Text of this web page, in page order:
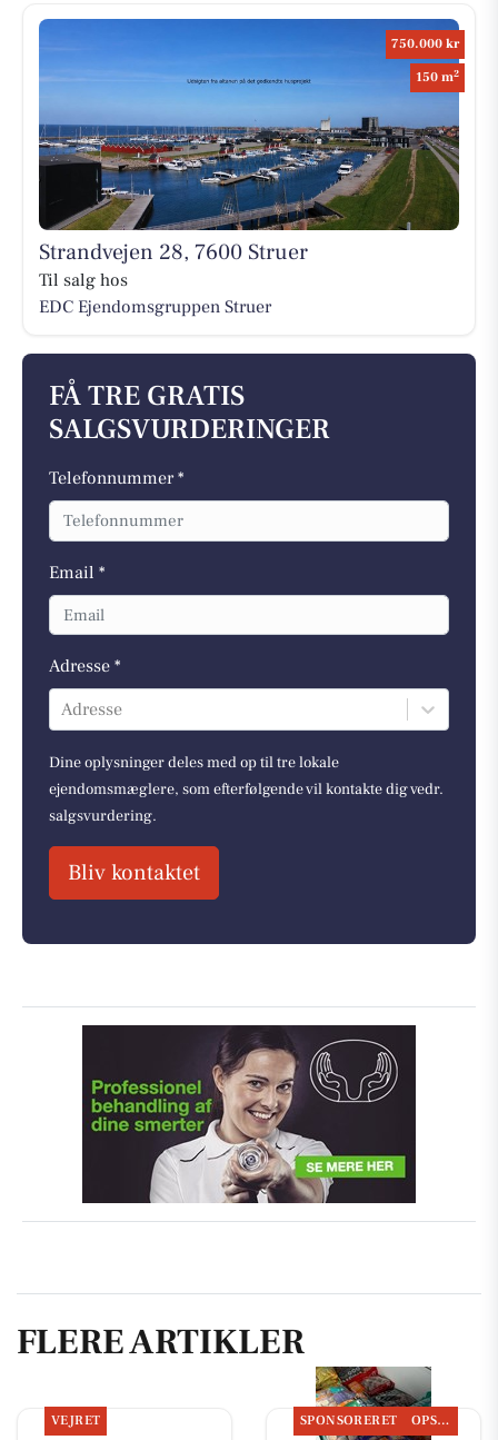
750.000 kr
150 m2
Strandvejen 28, 7600 Struer
Til salg hos
EDC Ejen­doms­grup­pen Struer
FÅ TRE GRATIS
SALGSVURDERINGER
Telefonnummer *
Email *
Adresse *
Adresse
Dine oplysninger deles med op til tre lokale
ejendomsmæglere, som efterfølgende vil kontakte dig vedr.
salgsvurdering.
Bliv kontaktet
FLERE ARTIKLER
VEJRET SPONSORERET OPSLAGSTAVLEN